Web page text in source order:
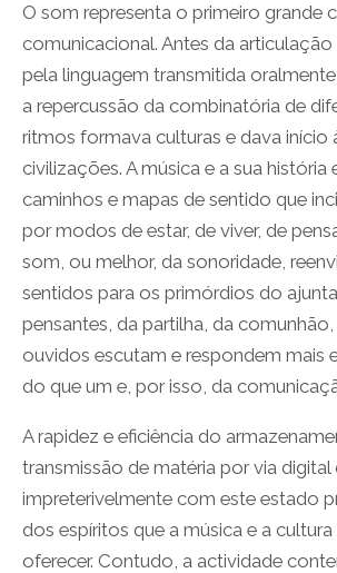
O som representa o primeiro grande
comunicacional. Antes da
pela linguagem transmitida
a repercussão da combinatória de
ritmos formava culturas e dava início
civilizações. A música e a sua
caminhos e mapas de sentido que
por modos de estar, de viver, de
som, ou melhor, da sonoridade,
sentidos para os primórdios do
pensantes, da partilha, da
ouvidos escutam e respondem mais
do que um e, por isso, da
A rapidez e eficiência do
transmissão de matéria por via
impreterivelmente com este estado
dos espíritos que a música e a
oferecer. Contudo, a actividade